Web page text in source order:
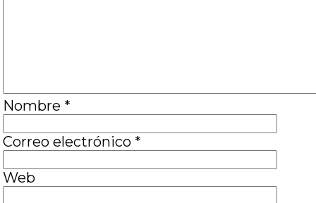
Nombre *
Correo electrónico *
Web